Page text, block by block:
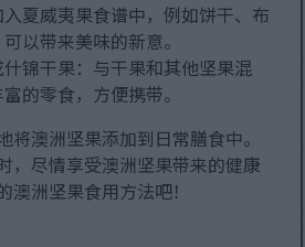
夏威夷果食谱中，例如饼干、布
以带来美味的新意。
锦干果：与干果和其他坚果混
的零食，方便携带。
将澳洲坚果添加到日常膳食中。
，尽情享受澳洲坚果带来的健康
洲坚果食用方法吧！